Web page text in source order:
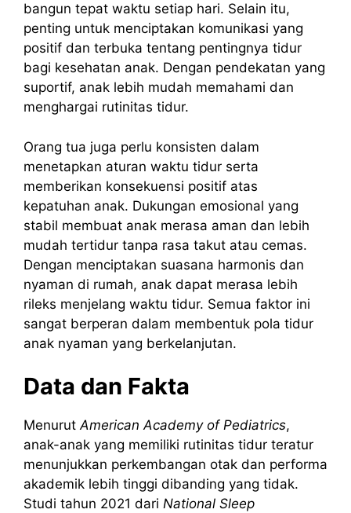
bangun tepat waktu setiap hari. Selain itu,
penting untuk menciptakan komunikasi yang
positif dan terbuka tentang pentingnya tidur
bagi kesehatan anak. Dengan pendekatan yang
suportif, anak lebih mudah memahami dan
menghargai rutinitas tidur.
Orang tua juga perlu konsisten dalam
menetapkan aturan waktu tidur serta
memberikan konsekuensi positif atas
kepatuhan anak. Dukungan emosional yang
stabil membuat anak merasa aman dan lebih
mudah tertidur tanpa rasa takut atau cemas.
Dengan menciptakan suasana harmonis dan
nyaman di rumah, anak dapat merasa lebih
rileks menjelang waktu tidur. Semua faktor ini
sangat berperan dalam membentuk pola tidur
anak nyaman yang berkelanjutan.
Data dan Fakta
MenurutAmerican Academy of Pediatrics,
anak-anak yang memiliki rutinitas tidur teratur
menunjukkan perkembangan otak dan performa
akademik lebih tinggi dibanding yang tidak.
Studi tahun 2021 dari National Sleep